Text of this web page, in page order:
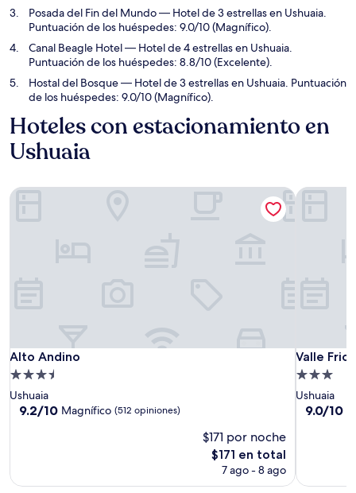
Posada del Fin del Mundo— Hotel de 3 estrellas en Ushuaia.
Puntuación de los huéspedes: 9.0/10 (Magnífico).
Canal Beagle Hotel— Hotel de 4 estrellas en Ushuaia.
Puntuación de los huéspedes: 8.8/10 (Excelente).
Hostal del Bosque— Hotel de 3 estrellas en Ushuaia. Puntuación
de los huéspedes: 9.0/10 (Magnífico).
Hoteles con estacionamiento en
Ushuaia
Alto Andino
Alto Andino
Propiedad
de
3.5
Ushuaia
9.2
9.2/10 Magnífico (512 opiniones)
$171 por noche
El
precio
$171 en total
7 ago - 8 ago
Alto Andino
Valle Frio
Valle Frio
Propiedad
de
3.0
Ushuaia
9.0
9.0/10
Valle Frio